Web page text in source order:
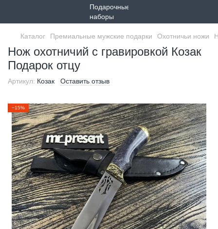
Каталог Премиальные мужские подарки Охотничьи ножи
Нож охотничий с гравировкой Козак
Подарок отцу
Артикул: Козак Оставить отзыв
−15%